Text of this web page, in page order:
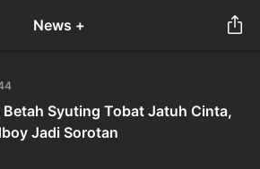
News +
Syuting Tobat Jatuh Cinta,
Jadi Sorotan